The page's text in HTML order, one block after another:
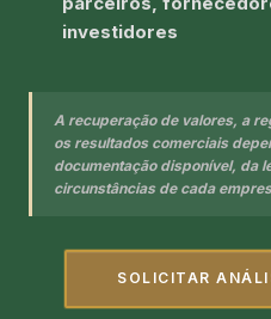
investidores
A recuperação de valores, a
os resultados comerciais
documentação disponível, da
circunstâncias de cada
SOLICITAR